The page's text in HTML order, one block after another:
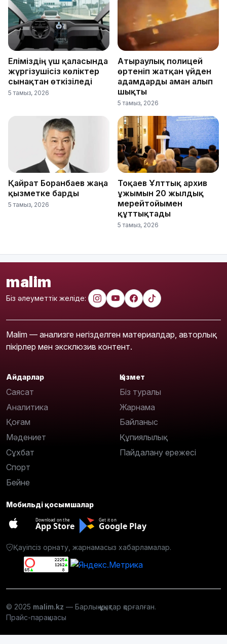
Еліміздің үш қаласында
жүргізушісіз көліктер
сынақтан өткізіледі
5 тамыз, 2026
Атыраулық полицей
өртеніп жатқан үйден
адамдарды аман алып
шықты
5 тамыз, 2026
Қайрат Боранбаев жаңа
қызметке барды
5 тамыз, 2026
Тоқаев Ұлттық архив
ұжымын 20 жылдық
мерейтойымен
құттықтады
5 тамыз, 2026
malim
Біз әлеуметтік желіде:
Malim — анализге негізделген материалдар, авторлық
пікірлер мен эксклюзив контент.
Айдарлар
Саясат
Аналитика
Қоғам
Мәдениет
Сұхбат
Спорт
Бейне
Қызмет
Біз туралы
Жарнама
Байланыс
Құпиялылық
Пайдалану ережесі
Мобильді қосымшалар
Download on the
App Store
Get it on
Google Play
Қауіпсіз орнату, жарнамасыз хабарламалар.
© 2025 malim.kz — Барлық құқықтар қорғалған.
Прайс-парақшасы